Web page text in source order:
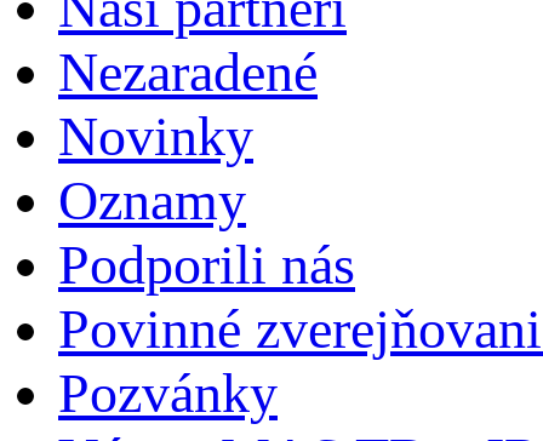
Nezaradené
Novinky
Oznamy
Podporili nás
Povinné
Pozvánky